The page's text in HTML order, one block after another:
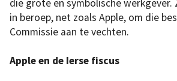
die grote en symbolische werkgever.
in beroep, net zoals Apple, om die
Commissie aan te vechten.
Apple en de Ierse fiscus